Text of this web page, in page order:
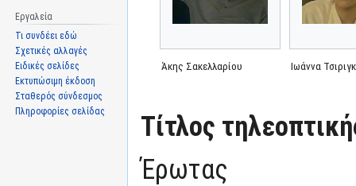
Άκης Σακελλαρίου Ιωάννα
Τίτλος
Έρωτας
Εργαλεία
Τι συνδέει εδώ
Σχετικές αλλαγές
Ειδικές σελίδες
Εκτυπώσιμη έκδοση
Σταθερός σύνδεσμος
Πληροφορίες σελίδας